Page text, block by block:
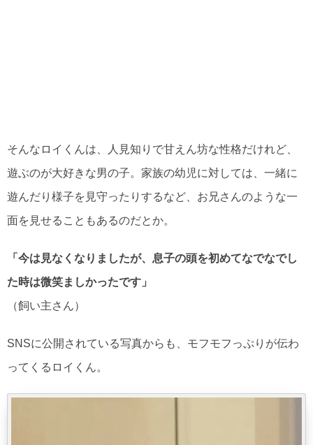
そんなロイくんは、人見知りで甘えん坊な性格だけれど、
遊ぶのが大好きな男の子。家族の幼児に対しては、一緒に
遊んだり様子を見守ったりするなど、お兄さんのような一
面を見せることもあるのだとか。
「今は見なくなりましたが、息子の頭を初めてなでなでし
た時は微笑ましかったです」
（飼い主さん）
SNSに公開されている写真からも、モフモフっぷりが伝わ
ってくるロイくん。